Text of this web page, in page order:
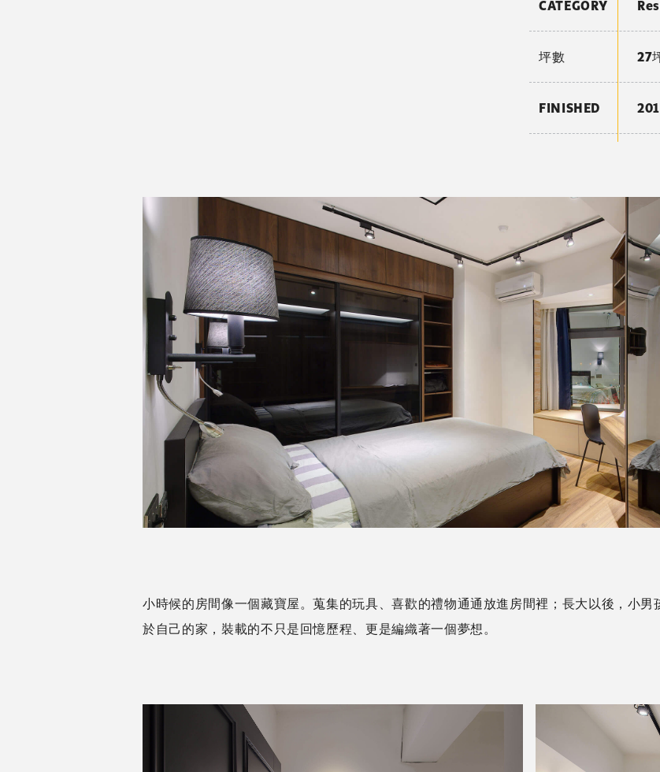
CATEGORY
坪數 27
FINISHED
小時候的房間像一個藏寶屋。蒐集的玩具、喜歡的禮物通通放進房間裡；長大以後，小
於自己的家，裝載的不只是回憶歷程、更是編織著一個夢想。